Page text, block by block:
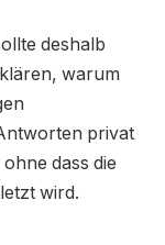
deshalb
warum
privat
dass die
wird.